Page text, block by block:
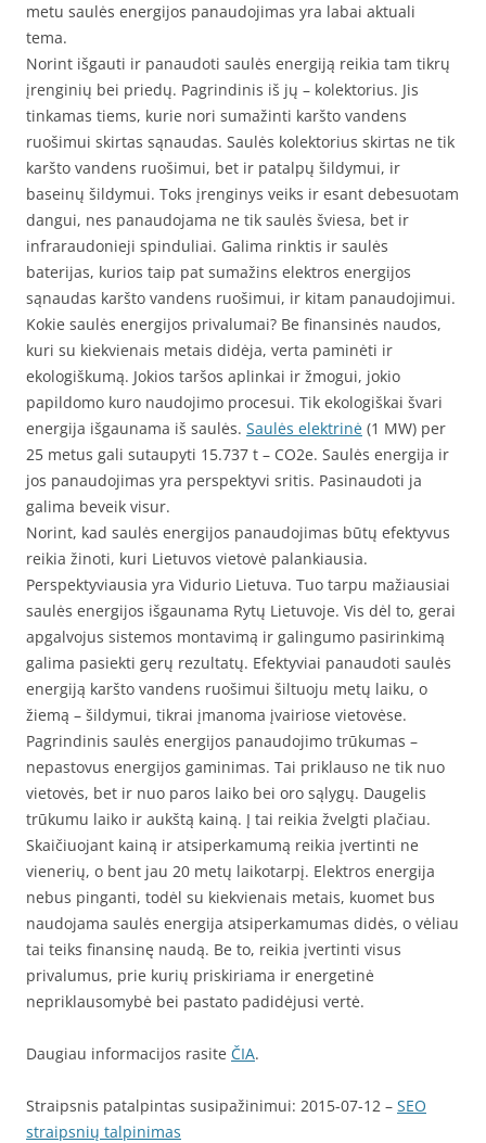
metu saulės energijos panaudojimas yra labai aktuali
tema.
Norint išgauti ir panaudoti saulės energiją reikia tam tikrų
įrenginių bei priedų. Pagrindinis iš jų – kolektorius. Jis
tinkamas tiems, kurie nori sumažinti karšto vandens
ruošimui skirtas sąnaudas. Saulės kolektorius skirtas ne tik
karšto vandens ruošimui, bet ir patalpų šildymui, ir
baseinų šildymui. Toks įrenginys veiks ir esant debesuotam
dangui, nes panaudojama ne tik saulės šviesa, bet ir
infraraudonieji spinduliai. Galima rinktis ir saulės
baterijas, kurios taip pat sumažins elektros energijos
sąnaudas karšto vandens ruošimui, ir kitam panaudojimui.
Kokie saulės energijos privalumai? Be finansinės naudos,
kuri su kiekvienais metais didėja, verta paminėti ir
ekologiškumą. Jokios taršos aplinkai ir žmogui, jokio
papildomo kuro naudojimo procesui. Tik ekologiškai švari
energija išgaunama iš saulės. Saulės elektrinė (1 MW) per
25 metus gali sutaupyti 15.737 t – CO2e. Saulės energija ir
jos panaudojimas yra perspektyvi sritis. Pasinaudoti ja
galima beveik visur.
Norint, kad saulės energijos panaudojimas būtų efektyvus
reikia žinoti, kuri Lietuvos vietovė palankiausia.
Perspektyviausia yra Vidurio Lietuva. Tuo tarpu mažiausiai
saulės energijos išgaunama Rytų Lietuvoje. Vis dėl to, gerai
apgalvojus sistemos montavimą ir galingumo pasirinkimą
galima pasiekti gerų rezultatų. Efektyviai panaudoti saulės
energiją karšto vandens ruošimui šiltuoju metų laiku, o
žiemą – šildymui, tikrai įmanoma įvairiose vietovėse.
Pagrindinis saulės energijos panaudojimo trūkumas –
nepastovus energijos gaminimas. Tai priklauso ne tik nuo
vietovės, bet ir nuo paros laiko bei oro sąlygų. Daugelis
trūkumu laiko ir aukštą kainą. Į tai reikia žvelgti plačiau.
Skaičiuojant kainą ir atsiperkamumą reikia įvertinti ne
vienerių, o bent jau 20 metų laikotarpį. Elektros energija
nebus pinganti, todėl su kiekvienais metais, kuomet bus
naudojama saulės energija atsiperkamumas didės, o vėliau
tai teiks finansinę naudą. Be to, reikia įvertinti visus
privalumus, prie kurių priskiriama ir energetinė
nepriklausomybė bei pastato padidėjusi vertė.
Daugiau informacijos rasite ČIA.
Straipsnis patalpintas susipažinimui: 2015-07-12 – SEO
straipsnių talpinimas